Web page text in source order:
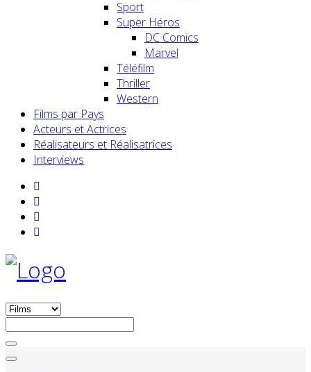
Sport
Super Héros
DC Comics
Marvel
Téléfilm
Thriller
Western
Films par Pays
Acteurs et Actrices
Réalisateurs et Réalisatrices
Interviews